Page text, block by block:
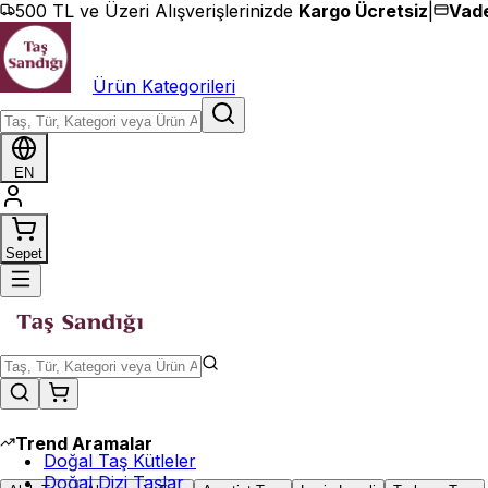
İçeriğe geç
500 TL ve Üzeri Alışverişlerinizde Kargo Ücretsiz
Ürün Kategorileri
EN
Sepet
Trend Aramalar
Doğal Taş Kütleler
Doğal Dizi Taşlar